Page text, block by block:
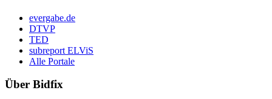
evergabe.de
DTVP
TED
subreport ELViS
Alle Portale
Über Bidfix